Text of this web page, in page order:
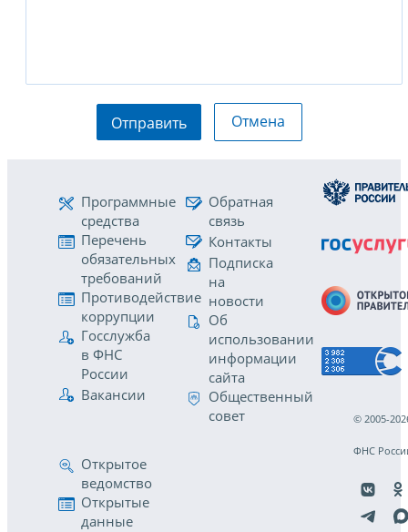
Отправить Отмена
Программные
средства
Перечень
обязательных
требований
Противодействие
коррупции
Госслужба
в ФНС
России
Вакансии
Обратная
связь
Контакты
Подписка
на
новости
Об
использовании
информации
сайта
Общественный
совет
Открытое
ведомство
Открытые
данные
© 2005-
ФНС